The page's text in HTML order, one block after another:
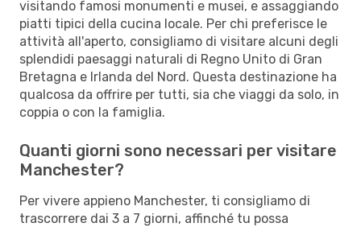
visitando famosi monumenti e musei, e assaggiando
piatti tipici della cucina locale. Per chi preferisce le
attività all'aperto, consigliamo di visitare alcuni degli
splendidi paesaggi naturali di Regno Unito di Gran
Bretagna e Irlanda del Nord. Questa destinazione ha
qualcosa da offrire per tutti, sia che viaggi da solo, in
coppia o con la famiglia.
Quanti giorni sono necessari per visitare
Manchester?
Per vivere appieno Manchester, ti consigliamo di
trascorrere dai 3 a 7 giorni, affinché tu possa